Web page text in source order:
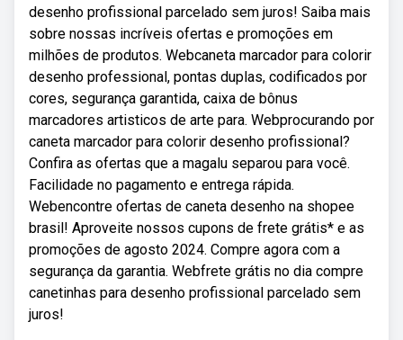
desenho profissional parcelado sem juros! Saiba mais
sobre nossas incríveis ofertas e promoções em
milhões de produtos. Webcaneta marcador para colorir
desenho professional, pontas duplas, codificados por
cores, segurança garantida, caixa de bônus
marcadores artisticos de arte para. Webprocurando por
caneta marcador para colorir desenho profissional?
Confira as ofertas que a magalu separou para você.
Facilidade no pagamento e entrega rápida.
Webencontre ofertas de caneta desenho na shopee
brasil! Aproveite nossos cupons de frete grátis* e as
promoções de agosto 2024. Compre agora com a
segurança da garantia. Webfrete grátis no dia compre
canetinhas para desenho profissional parcelado sem
juros!